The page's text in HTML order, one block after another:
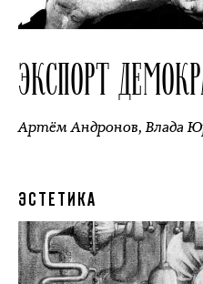
ЭКСПОРТ
Артём Андронов,Влада
ЭСТЕТИКА